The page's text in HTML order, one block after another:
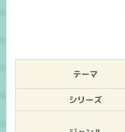
テーマ
シリーズ